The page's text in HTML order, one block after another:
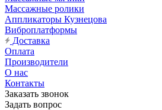
Массажные ролики
Аппликаторы Кузнецова
Виброплатформы
Доставка
Оплата
Производители
О нас
Контакты
Заказать звонок
Задать вопрос